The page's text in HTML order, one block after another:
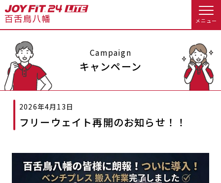
メニュー
店舗トップ
会員様向けのご案内
会員の方へトップ
会員様へのお知らせ入会のお手続きをする
料金・サービス等詳しく見る
Campaign
キャンペーン
2026年4月13日
フリーウェイト再開のお知らせ！！